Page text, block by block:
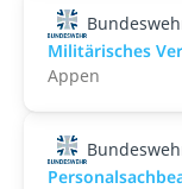
Militärisches
Appen